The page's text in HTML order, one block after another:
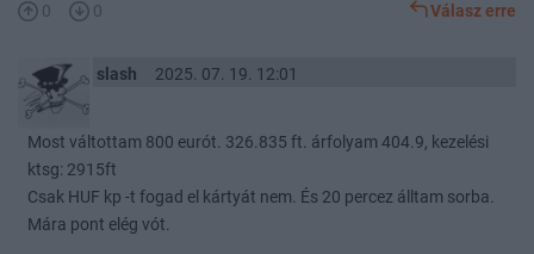
0 0 Válasz erre
slash 2025. 07. 19. 12:01
Most váltottam 800 eurót. 326.835 ft. árfolyam 404.9, kezelési
ktsg: 2915ft
Csak HUF kp -t fogad el kártyát nem. És 20 percez álltam sorba.
Mára pont elég vót.